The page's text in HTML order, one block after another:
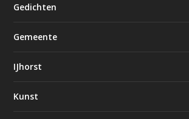
Gedichten
Gemeente
IJhorst
Kunst